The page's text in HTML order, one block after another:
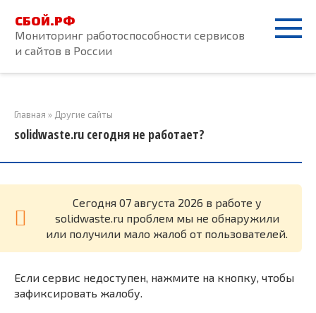
контенту
СБОЙ.РФ
Мониторинг работоспособности сервисов
и сайтов в России
Главная » Другие сайты
solidwaste.ru сегодня не работает?
Cегодня 07 августа 2026 в работе у
solidwaste.ru проблем мы не обнаружили
или получили мало жалоб от пользователей.
Если сервис недоступен, нажмите на кнопку, чтобы
зафиксировать жалобу.